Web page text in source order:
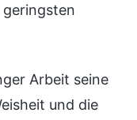
Arbeit seine
und die